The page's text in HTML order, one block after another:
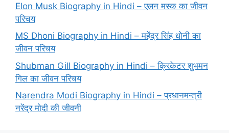
Elon Musk Biography in Hindi – एलन मस्क का जीवन
परिचय
MS Dhoni Biography in Hindi – महेंद्र सिंह धोनी का
जीवन परिचय
Shubman Gill Biography in Hindi – क्रिकेटर शुभमन
गिल का जीवन परिचय
Narendra Modi Biography in Hindi – प्रधानमन्त्री
नरेंद्र मोदी की जीवनी